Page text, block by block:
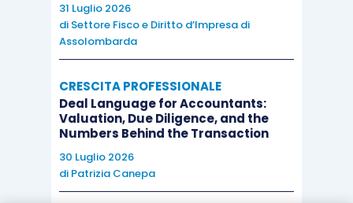
31 Luglio 2026
di Settore Fisco e Diritto d’Impresa di
Assolombarda
CRESCITA PROFESSIONALE
Deal Language for Accountants:
Valuation, Due Diligence, and the
Numbers Behind the Transaction
30 Luglio 2026
di Patrizia Canepa